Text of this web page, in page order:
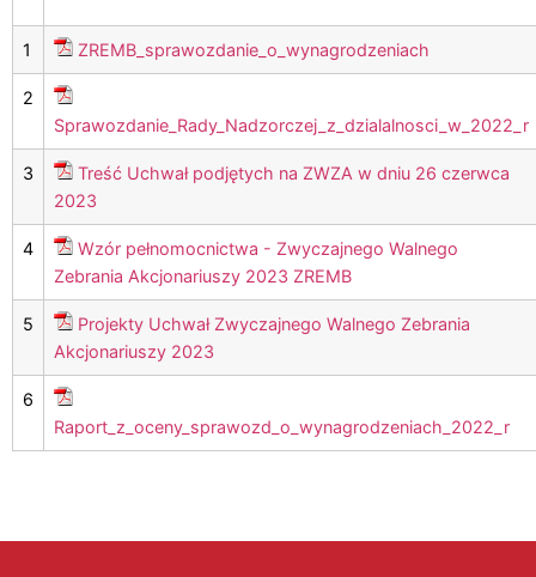
1 ZREMB_sprawozdanie_o_wynagrodzeniach
2
Sprawozdanie_Rady_Nadzorczej_z_dzialalnosci_w_2022_r
3
Treść Uchwał podjętych na ZWZA w dniu 26 czerwca
2023
4
Wzór pełnomocnictwa - Zwyczajnego Walnego
Zebrania Akcjonariuszy 2023 ZREMB
5
Projekty Uchwał Zwyczajnego Walnego Zebrania
Akcjonariuszy 2023
6
Raport_z_oceny_sprawozd_o_wynagrodzeniach_2022_r